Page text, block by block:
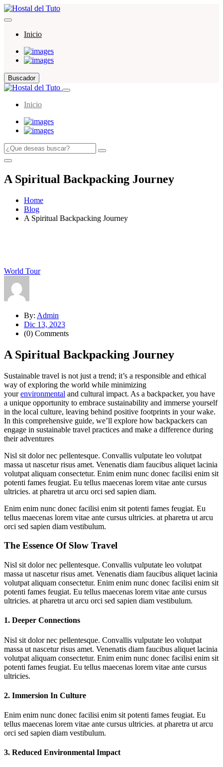
Inicio
Buscador
Inicio
A Spiritual Backpacking Journey
Home
Blog
A Spiritual Backpacking Journey
World Tour
By: Admin
Dic 13, 2023
(0) Comments
A Spiritual Backpacking Journey
Sustainable travel is not just a trend; it’s a responsible and ethical
way of exploring the world while minimizing
yourenvironmental and cultural impact. As a backpacker, you have
a unique opportunity to embrace sustainability and immerse yourself
in the local culture, leaving behind positive footprints in your wake.
In this comprehensive guide, we’ll explore how backpackers can
engage in sustainable travel practices and make a difference during
their adventures
Nisl sit dolor nec pellentesque. Convallis vulputate leo volutpat
massa ut nascetur risus amet. Venenatis diam faucibus aliquet lacinia
volutpat aliquam consectetur. Enim enim nunc donec facilisi enim sit
potenti fames feugiat. Eu tellus maecenas lorem vitae ante cursus
ultricies. at pharetra ut arcu orci sed sapien diam.
Enim enim nunc donec facilisi enim sit potenti fames feugiat. Eu
tellus maecenas lorem vitae ante cursus ultricies. at pharetra ut arcu
orci sed sapien diam vestibulum.
The Essence Of Slow Travel
Nisl sit dolor nec pellentesque. Convallis vulputate leo volutpat
massa ut nascetur risus amet. Venenatis diam faucibus aliquet lacinia
volutpat aliquam consectetur. Enim enim nunc donec facilisi enim sit
potenti fames feugiat. Eu tellus maecenas lorem vitae ante cursus
ultricies. at pharetra ut arcu orci sed sapien diam vestibulum.
1. Deeper Connections
Nisl sit dolor nec pellentesque. Convallis vulputate leo volutpat
massa ut nascetur risus amet. Venenatis diam faucibus aliquet lacinia
volutpat aliquam consectetur. Enim enim nunc donec facilisi enim sit
potenti fames feugiat. Eu tellus maecenas lorem vitae ante cursus
ultricies.
2. Immersion In Culture
Enim enim nunc donec facilisi enim sit potenti fames feugiat. Eu
tellus maecenas lorem vitae ante cursus ultricies. at pharetra ut arcu
orci sed sapien diam vestibulum.
3. Reduced Environmental Impact